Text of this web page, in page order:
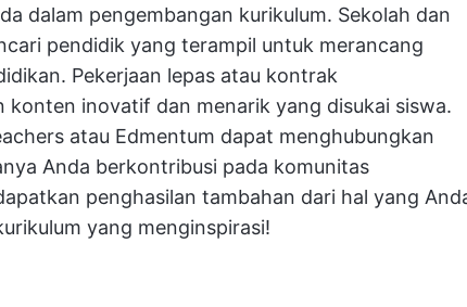
dalam pengembangan kurikulum. Sekolah dan
pendidik yang terampil untuk merancang
Pekerjaan lepas atau kontrak
konten inovatif dan menarik yang disukai siswa.
atau Edmentum dapat menghubungkan
Anda berkontribusi pada komunitas
penghasilan tambahan dari hal yang
yang menginspirasi!